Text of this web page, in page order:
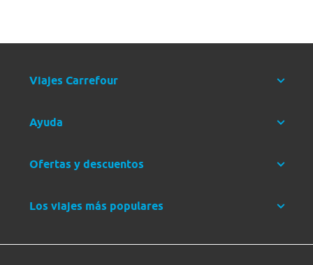
Viajes Carrefour
Ayuda
Ofertas y descuentos
Los viajes más populares